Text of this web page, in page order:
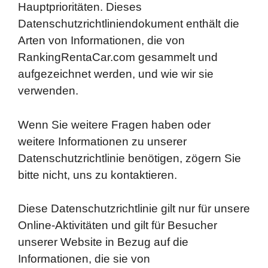
Hauptprioritäten. Dieses
Datenschutzrichtliniendokument enthält die
Arten von Informationen, die von
RankingRentaCar.com gesammelt und
aufgezeichnet werden, und wie wir sie
verwenden.
Wenn Sie weitere Fragen haben oder
weitere Informationen zu unserer
Datenschutzrichtlinie benötigen, zögern Sie
bitte nicht, uns zu kontaktieren.
Diese Datenschutzrichtlinie gilt nur für unsere
Online-Aktivitäten und gilt für Besucher
unserer Website in Bezug auf die
Informationen, die sie von